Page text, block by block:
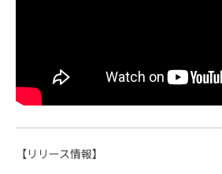
【リリース情報】